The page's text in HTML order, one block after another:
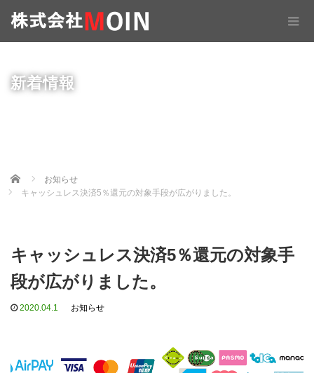
新着情報
Home
お知らせ
キャッシュレス決済5％還元の対象手段が広がりました。
キャッシュレス決済5％還元の対象手
段が広がりました。
2020.04.1 お知らせ